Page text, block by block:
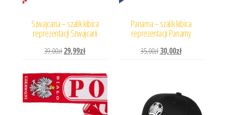
Szwajcaria – szalik kibica
reprezentacji Szwajcarii
39,00złPierwotna cena wynosiła: 39,00zł.
29,99złAktualna cena wynosi: 29,99zł.
Panama – szalik kibica
reprezentacji Panamy
35,00zł Pierwotna cena wynosiła:
30,00złAktualna cena